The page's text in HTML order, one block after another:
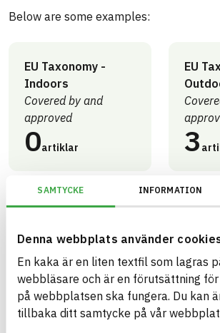
SAMTYCKE INFORMATION
Denna webbplats använder
En kaka är en liten textfil som lagras
webbläsare och är en förutsättning
på webbplatsen ska fungera. Du kan
tillbaka ditt samtycke på vår
Below are some examples:
EU Taxonomy -
Indoors
Covered by and
approved
0artiklar
EU
3
Miljöbyggnad -
Outdoors - Bronze
0artiklar 3